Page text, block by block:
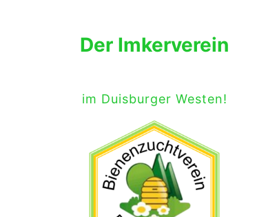
Der Imkerverein
im Duisburger Westen!